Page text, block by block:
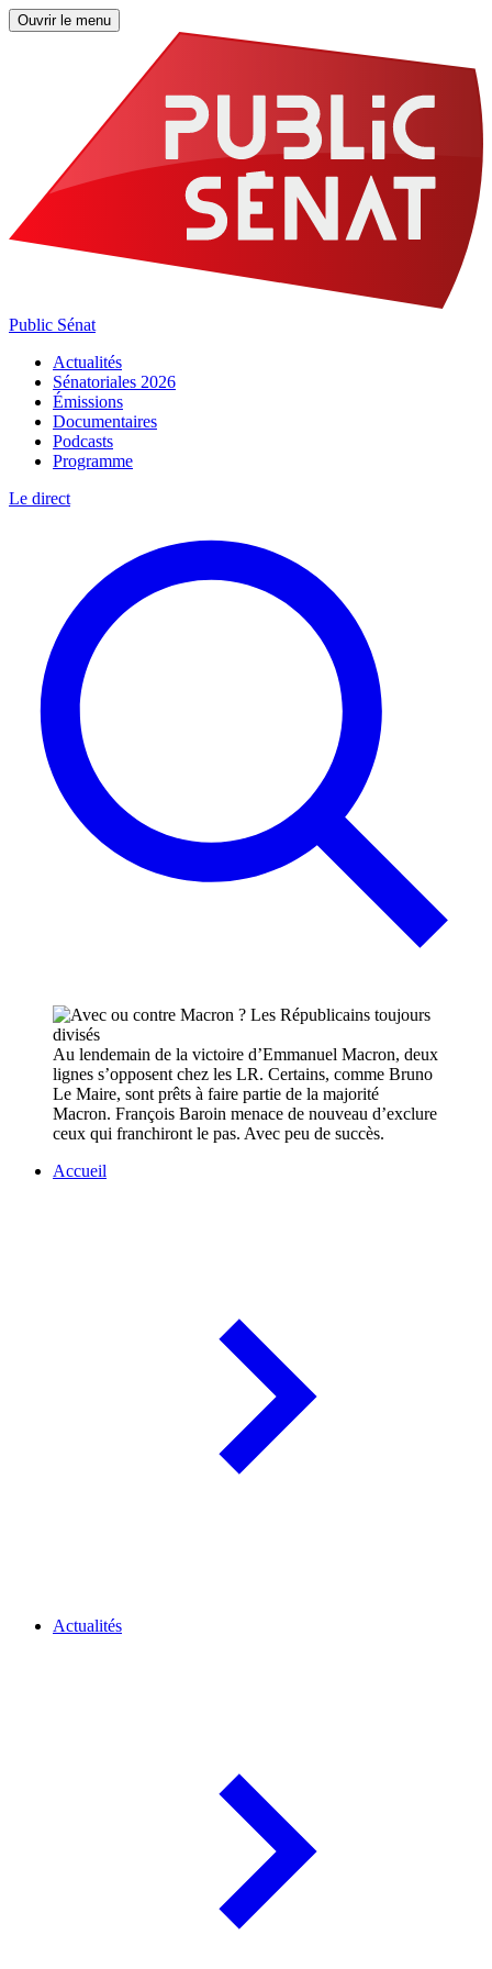
Ouvrir le menu
Public Sénat
Actualités
Sénatoriales 2026
Émissions
Documentaires
Podcasts
Programme
Le direct
Au lendemain de la victoire d’Emmanuel Macron, deux
lignes s’opposent chez les LR. Certains, comme Bruno
Le Maire, sont prêts à faire partie de la majorité
Macron. François Baroin menace de nouveau d’exclure
ceux qui franchiront le pas. Avec peu de succès.
Accueil
Actualités